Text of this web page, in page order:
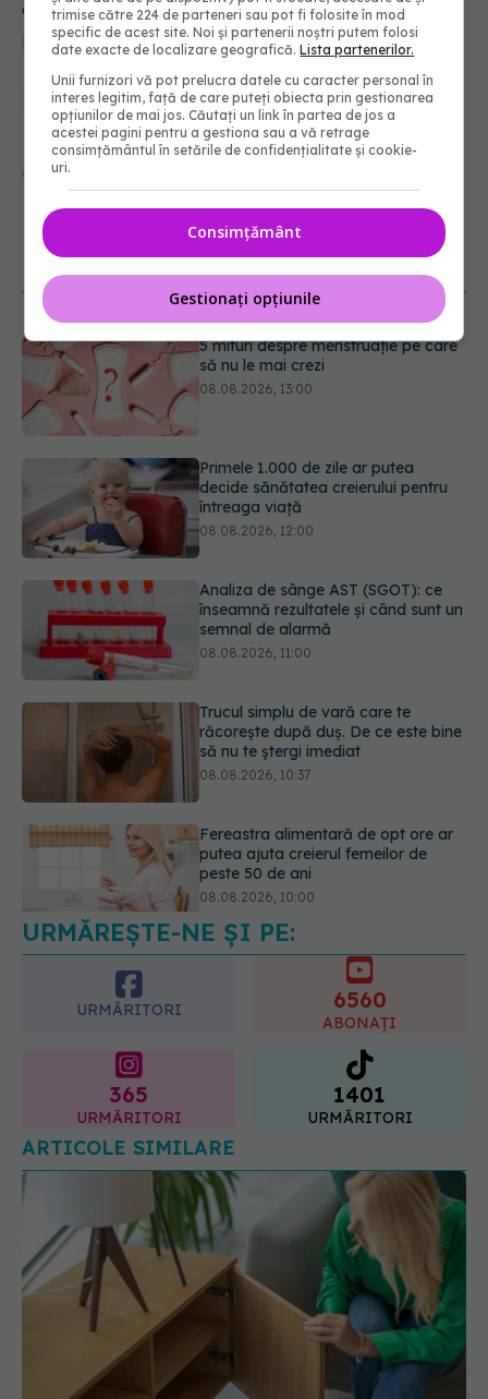
asta este doar o părere personală”, încheie
Bogdan Cotigă.
alex stamate laura balan bogdan cotiga
Urmărește-ne și pe Google News -
abonează‑te!
NOUTĂȚI
Primele 1.000 de zile ar putea
decide sănătatea creierului pentru
întreaga viață
Analiza de sânge AST (SGOT): ce
înseamnă rezultatele și când sunt un
semnal de alarmă
08.08.2026, 11:00
Trucul simplu de vară care te
răcorește după duș. De ce este bine
să nu te ștergi imediat
08.08.2026, 10:37
Fereastra alimentară de opt ore ar
putea ajuta creierul femeilor de
peste 50 de ani
08.08.2026, 10:00
5 mituri despre menstruație pe care
să nu le mai crezi
08.08.2026, 13:00
URMĂREȘTE-NE ȘI PE:
URMĂRITORI 6560
ABONAȚI
365
URMĂRITORI
1401
URMĂRITORI
ARTICOLE SIMILARE
trimise către 224 de parteneri sau pot fi folosite în mod
specific de acest site. Noi și partenerii noștri putem folosi
date exacte de localizare geografică.Lista partenerilor.
Unii furnizori vă pot prelucra datele cu caracter personal în
interes legitim, față de care puteți obiecta prin gestionarea
opțiunilor de mai jos. Căutați un link în partea de jos a
acestei pagini pentru a gestiona sau a vă retrage
consimțământul în setările de confidențialitate și cookie-
uri.
Consimțământ
Gestionați opțiunile